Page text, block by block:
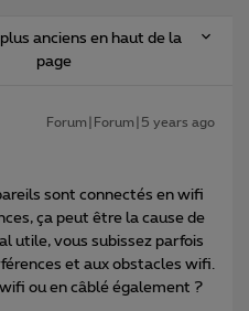
anciens en haut de la
page
Forum|Forum|5 years ago
sont connectés en wifi
ça peut être la cause de
utile, vous subissez parfois
et aux obstacles wifi.
ou en câblé également ?